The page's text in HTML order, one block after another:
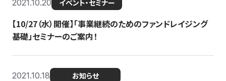
2021.10.20 イベント・セミナー
【10/27（水）開催】「事業継続のためのファンドレイジング
基礎」セミナーのご案内！
2021.10.18 お知らせ